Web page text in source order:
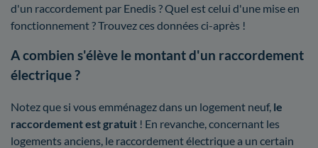
d'un raccordement par Enedis ? Quel est celui d'une mise en
fonctionnement ? Trouvez ces données ci-après !
A combien s'élève le montant d'un raccordement
électrique ?
Notez que si vous emménagez dans un logement neuf, le
raccordement est gratuit ! En revanche, concernant les
logements anciens, le raccordement électrique a un certain